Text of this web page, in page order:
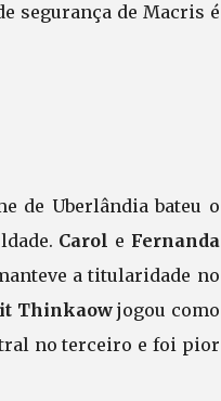
segurança de Macris é
de Uberlândia bateu o
Carol e Fernanda
a titularidade no
Thinkaowjogou como
no terceiro e foi pior